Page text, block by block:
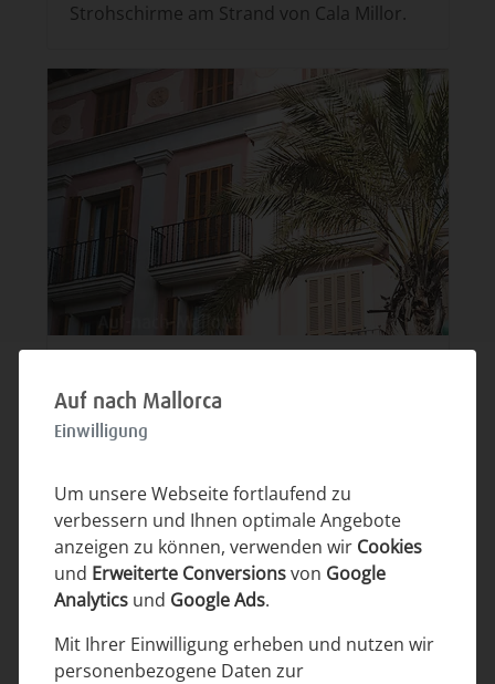
Strohschirme am Strand von Cala Millor.
Finca Son Negre nach Manacor.
Auf nach Mallorca
Einwilligung
Um unsere Webseite fortlaufend zu
verbessern und Ihnen optimale Angebote
anzeigen zu können, verwenden wir Cookies
und Erweiterte Conversionsvon Google
Analytics und Google Ads.
Mit Ihrer Einwilligung erheben und nutzen wir
personenbezogene Daten zur